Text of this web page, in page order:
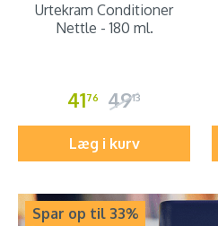
Urtekram Conditioner
Nettle - 180 ml.
4176 4913
Læg i kurv
Spar op til 33%